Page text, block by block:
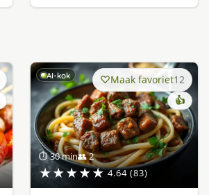
AI-kok
⏱ 30 min👥 2
★★★★★ 4.64 (83)
Maak favoriet12
👍